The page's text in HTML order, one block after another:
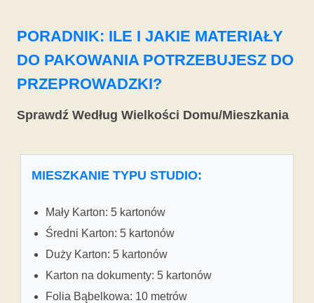
PORADNIK: ILE I JAKIE MATERIAŁY
DO PAKOWANIA POTRZEBUJESZ DO
PRZEPROWADZKI?
Sprawdź Według Wielkości Domu/Mieszkania
MIESZKANIE TYPU STUDIO:
Mały Karton: 5 kartonów
Średni Karton: 5 kartonów
Duży Karton: 5 kartonów
Karton na dokumenty: 5 kartonów
Folia Bąbelkowa: 10 metrów